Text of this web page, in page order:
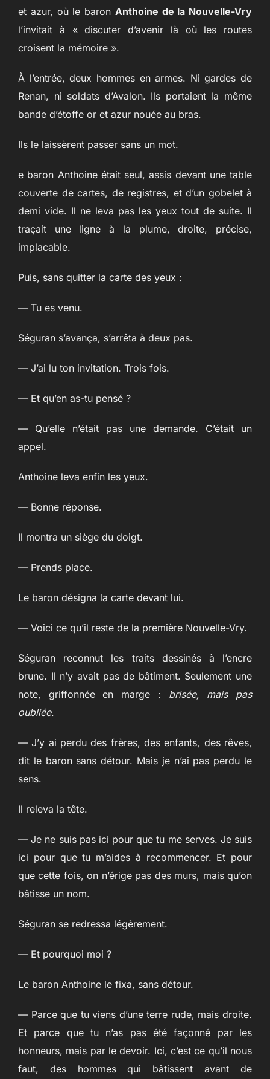
et azur, où le baron Anthoine de la Nouvelle-Vry
l’invitait à « discuter d’avenir là où les routes
croisent la mémoire ».
À l’entrée, deux hommes en armes. Ni gardes de
Renan, ni soldats d’Avalon. Ils portaient la même
bande d’étoffe or et azur nouée au bras.
Ils le laissèrent passer sans un mot.
e baron Anthoine était seul, assis devant une table
couverte de cartes, de registres, et d’un gobelet à
demi vide. Il ne leva pas les yeux tout de suite. Il
traçait une ligne à la plume, droite, précise,
implacable.
Puis, sans quitter la carte des yeux :
— Tu es venu.
Séguran s’avança, s’arrêta à deux pas.
— J’ai lu ton invitation. Trois fois.
— Et qu’en as-tu pensé ?
— Qu’elle n’était pas une demande. C’était un
appel.
Anthoine leva enfin les yeux.
— Bonne réponse.
Il montra un siège du doigt.
— Prends place.
Le baron désigna la carte devant lui.
— Voici ce qu’il reste de la première Nouvelle-Vry.
Séguran reconnut les traits dessinés à l’encre
brune. Il n’y avait pas de bâtiment. Seulement une
note, griffonnée en marge : brisée, mais pas
oubliée.
— J’y ai perdu des frères, des enfants, des rêves,
dit le baron sans détour. Mais je n’ai pas perdu le
sens.
Il releva la tête.
— Je ne suis pas ici pour que tu me serves. Je suis
ici pour que tu m’aides à recommencer. Et pour
que cette fois, on n’érige pas des murs, mais qu’on
bâtisse un nom.
Séguran se redressa légèrement.
— Et pourquoi moi ?
Le baron Anthoine le fixa, sans détour.
— Parce que tu viens d’une terre rude, mais droite.
Et parce que tu n’as pas été façonné par les
honneurs, mais par le devoir. Ici, c’est ce qu’il nous
faut, des hommes qui bâtissent avant de